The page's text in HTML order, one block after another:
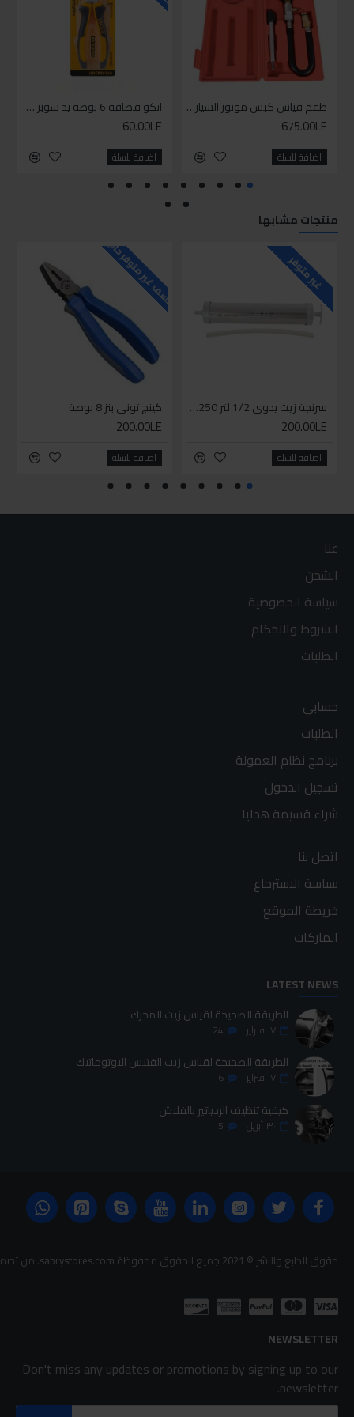
طقم قياس كبس موتور السياره 3 ق
675.00LE
اضافة للسلة
انكو قصافة 6 بوصة يد سوبر وان
60.00LE
اضافة للسلة
منتجات مشابها
غير متوفر
سرنجة زيت يدوى 1/2 لتر 9BT250
200.00LE
اضافة للسلة
للاسف غير متوفر حاليا
كينج توني بنز 8 بوصة
200.00LE
اضافة للسلة
عنا
الشحن
سياسة الخصوصية
الشروط والاحكام
الطلبات
حسابي
الطلبات
برنامج نظام العمولة
تسجيل الدخول
شراء قسيمة هدايا
اتصل بنا
سياسة الاسترجاع
خريطة الموقع
الماركات
LATEST NEWS
الطريقة الصحيحة لقياس زيت المحرك
٠٧ فبراير 24
الطريقة الصحيحة لقياس زيت الفتيس الاوتوماتيك
٠٧ فبراير 6
كيفية تنظيف الردياتير بالفلاش
٣٠ أبريل 5
حقوق الطبع والنشر © 2021 جميع الحقوق محفوظة sabrystores.com. من تصميم-
NEWSLETTER
Don't miss any updates or promotions by signing up to our
newsletter.